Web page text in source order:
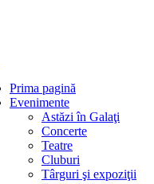
Prima pagină
Evenimente
Astăzi în Galaţi
Concerte
Teatre
Cluburi
Târguri şi expoziţii